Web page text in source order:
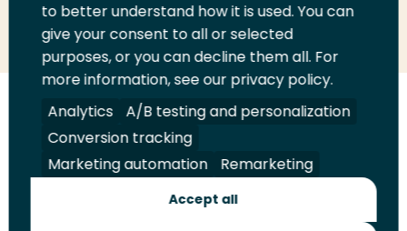
Deel
LinkedIn
Deel
op
Twitter
Deel
op
Facebook
Email
deze
pagina
Print
deze
pagina
Volg
ons
op
LinkedIn
Volg
ons
op
Facebook
Volg
ons
op
YouTube
Volg
ons
op
Instagram
Juridisch Security A-Z Index
Contact
to better understand how it is used. You can
give your consent to all or selected
purposes, or you can decline them all. For
more information, see our privacy policy.
Analytics
A/B testing and personalization
Conversion tracking
Marketing automation
Remarketing
Accept all